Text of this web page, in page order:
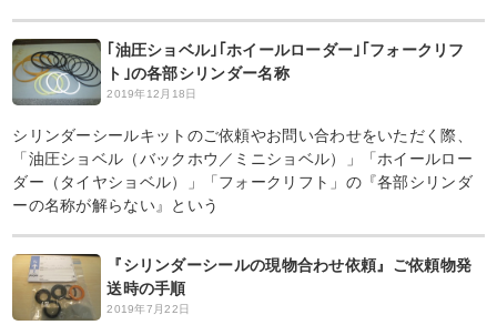
｢油圧ショベル｣｢ホイールローダー｣｢フォークリフ
ト｣の各部シリンダー名称
2019年12月18日
シリンダーシールキットのご依頼やお問い合わせをいただく際、
「油圧ショベル（バックホウ／ミニショベル）」「ホイールロー
ダー（タイヤショベル）」「フォークリフト」の『各部シリンダ
ーの名称が解らない』という
『シリンダーシールの現物合わせ依頼』ご依頼物発
送時の手順
2019年7月22日